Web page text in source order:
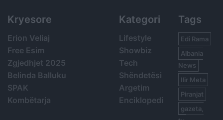
Kryesore
Erion Veliaj
Free Esim
Zgjedhjet 2025
Belinda Balluku
SPAK
Kombëtarja
Kategori
Lifestyle
Showbiz
Tech
Shëndetësi
Argetim
Enciklopedi
Tags
Edi Rama
Albania
News
Ilir Meta
Piranjat
gazeta,